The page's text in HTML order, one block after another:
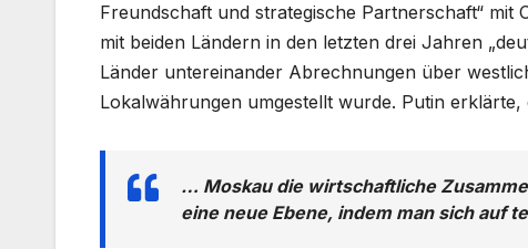
Freundschaft und strategische Partnerschaft“ mit
mit beiden Ländern in den letzten drei Jahren
Länder untereinander Abrechnungen über
Lokalwährungen umgestellt wurde. Putin erklärte,
… Moskau die wirtschaftliche
eine neue Ebene, indem man sich auf